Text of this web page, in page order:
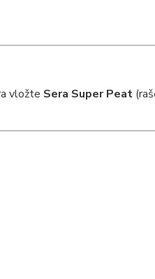
vložte Sera Super Peat